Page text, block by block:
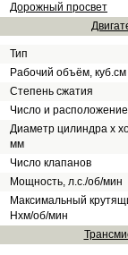
Дорожный просвет
Тип
Рабочий объём, куб.см
Степень сжатия
Число и
Диаметр цилиндра х
мм
Число клапанов
Мощность, л.с./об/мин
Максимальный
Нхм/об/мин